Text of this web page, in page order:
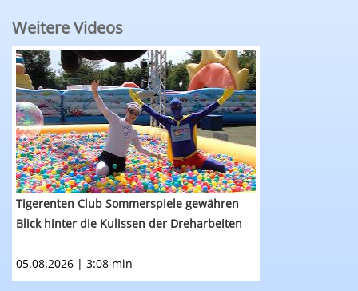
Weitere Videos
RTF.1-Nachrichten: Tigerenten Club
Tigerenten Club Sommerspiele gewähren
Blick hinter die Kulissen der Dreharbeiten
05.08.2026 | 3:08 min